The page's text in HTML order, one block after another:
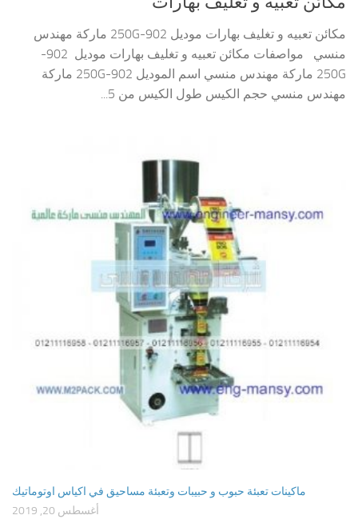
مكائن تعبيه و تغليف بهارات موديل 902-250G ماركة مهندس
منسي مواصفات مكائن تعبيه و تغليف بهارات موديل 902-
250G ماركة مهندس منسي اسم الموديل 902-250G ماركة
مهندس منسي حجم الكيس طول الكيس من 5...
ماكينات تعبئة حبوب و حبيبات وتعبئة مساحيق في اكياس اوتوماتيك
أغسطس 20, 2019